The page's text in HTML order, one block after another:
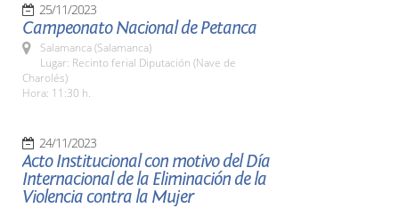
25/11/2023
Campeonato Nacional de Petanca
Salamanca (Salamanca)
Lugar: Recinto ferial Diputación (Nave de
Charolés)
Hora: 11:30 h.
24/11/2023
Acto Institucional con motivo del Día
Internacional de la Eliminación de la
Violencia contra la Mujer